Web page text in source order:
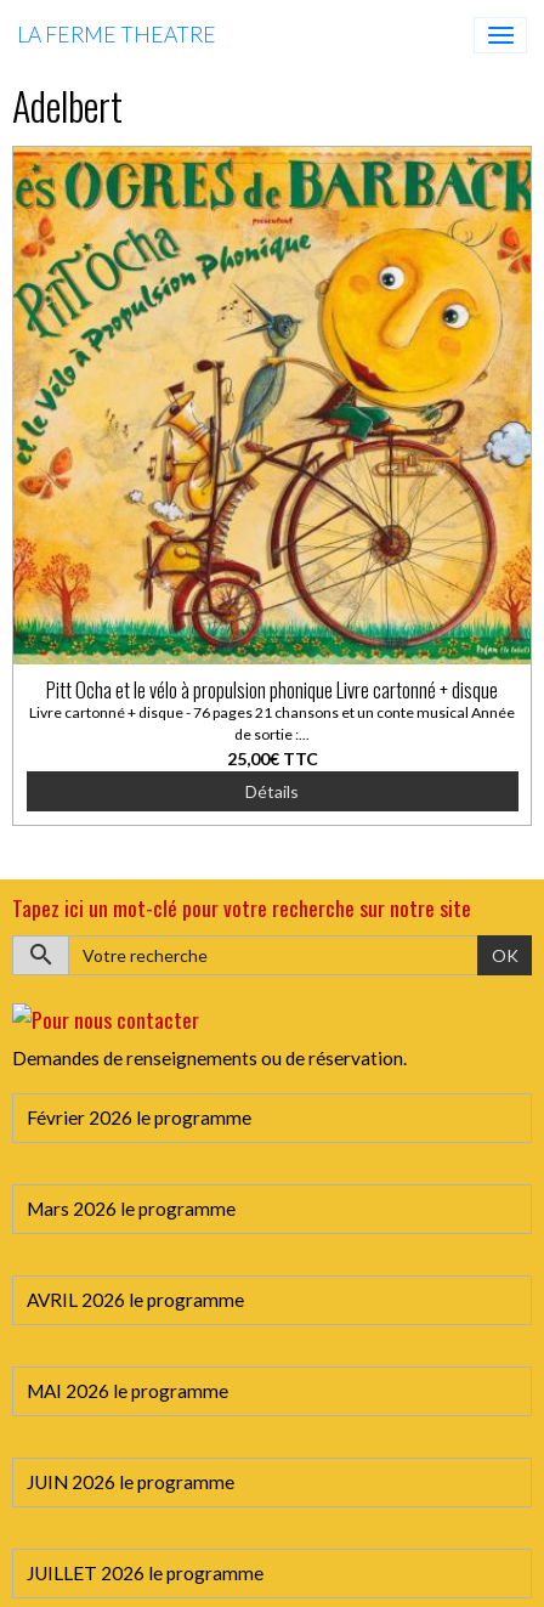
LA FERME THEATRE
Adelbert
Pitt Ocha et le vélo à propulsion phonique Livre cartonné + disque
Livre cartonné + disque - 76 pages 21 chansons et un conte musical Année
de sortie :...
25,00€ TTC
Détails
Tapez ici un mot-clé pour votre recherche sur notre site
OK
Demandes de renseignements ou de réservation.
Février 2026 le programme
Mars 2026 le programme
AVRIL 2026 le programme
MAI 2026 le programme
JUIN 2026 le programme
JUILLET 2026 le programme